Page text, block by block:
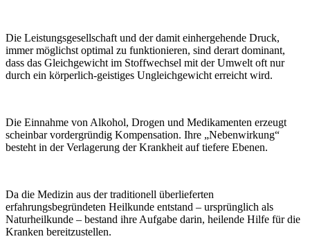
Die Leistungsgesellschaft und der damit einhergehende Druck,
immer möglichst optimal zu funktionieren, sind derart dominant,
dass das Gleichgewicht im Stoffwechsel mit der Umwelt oft nur
durch ein körperlich-geistiges Ungleichgewicht erreicht wird.
Die Einnahme von Alkohol, Drogen und Medikamenten erzeugt
scheinbar vordergründig Kompensation. Ihre „Nebenwirkung“
besteht in der Verlagerung der Krankheit auf tiefere Ebenen.
Da die Medizin aus der traditionell überlieferten
erfahrungsbegründeten Heilkunde entstand – ursprünglich als
Naturheilkunde – bestand ihre Aufgabe darin, heilende Hilfe für die
Kranken bereitzustellen.